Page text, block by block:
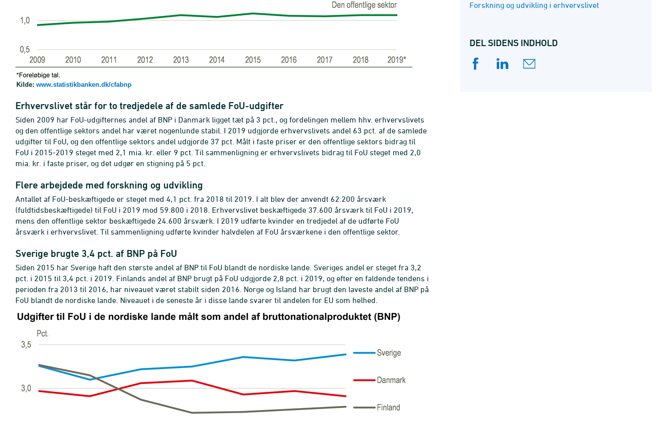
Kilde: www.statistikbanken.dk/cfabnp
Erhvervslivet står for to tredjedele af de samlede FoU-udgifter
Siden 2009 har FoU-udgifternes andel af BNP i Danmark ligget tæt på 3 pct., og fordelingen mellem hhv. erhvervslivets
og den offentlige sektors andel har været nogenlunde stabil. I 2019 udgjorde erhvervslivets andel 63 pct. af de samlede
udgifter til FoU, og den offentlige sektors andel udgjorde 37 pct. Målt i faste priser er den offentlige sektors bidrag til
FoU i 2015-2019 steget med 2,1 mia. kr. eller 9 pct. Til sammenligning er erhvervslivets bidrag til FoU steget med 2,0
mia. kr. i faste priser, og det udgør en stigning på 5 pct.
Flere arbejdede med forskning og udvikling
Antallet af FoU-beskæftigede er steget med 4,1 pct. fra 2018 til 2019. I alt blev der anvendt 62.200 årsværk
(fuldtidsbeskæftigede) til FoU i 2019 mod 59.800 i 2018. Erhvervslivet beskæftigede 37.600 årsværk til FoU i 2019,
mens den offentlige sektor beskæftigede 24.600 årsværk. I 2019 udførte kvinder en tredjedel af de udførte FoU
årsværk i erhvervslivet. Til sammenligning udførte kvinder halvdelen af FoU årsværkene i den offentlige sektor.
Sverige brugte 3,4 pct. af BNP på FoU
Siden 2015 har Sverige haft den største andel af BNP til FoU blandt de nordiske lande. Sveriges andel er steget fra 3,2
pct. i 2015 til 3,4 pct. i 2019. Finlands andel af BNP brugt på FoU udgjorde 2,8 pct. i 2019, og efter en faldende tendens i
perioden fra 2013 til 2016, har niveauet været stabilt siden 2016. Norge og Island har brugt den laveste andel af BNP på
FoU blandt de nordiske lande. Niveauet i de seneste år i disse lande svarer til andelen for EU som helhed.
Forskning og udvikling i erhvervslivet
DEL SIDENS INDHOLD